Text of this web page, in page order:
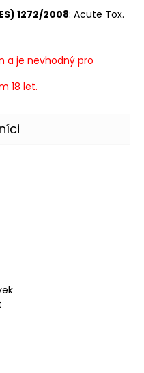
1272/2008: Acute Tox.
a je nevhodný pro
18 let.
je 5 z 5 hvězdiček.
je 5 z 5 hvězdiček.
je 5 z 5 hvězdiček.